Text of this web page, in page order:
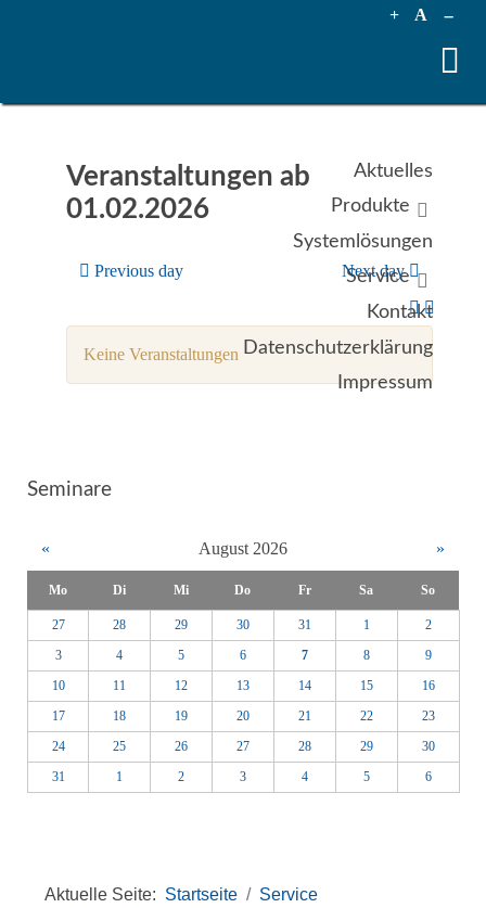
+ A --
Aktuelles
Produkte
Systemlösungen
Service
Kontakt
Datenschutzerklärung
Impressum
Veranstaltungen ab
01.02.2026
Previous day Next day
Keine Veranstaltungen
Seminare
« August 2026 »
Mo Di Mi Do Fr Sa So
27 28 29 30 31 1
2
3
4 5 6 7 8
9
10
11 12 13 14 15
16
17
18 19 20 21 22
23
24
25 26 27 28 29
30
31
1 2 3 4 5 6
Aktuelle Seite: Startseite
Service